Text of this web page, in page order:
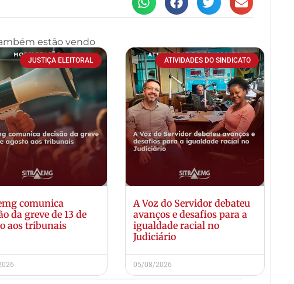
estão vendo
JUSTIÇA ELEITORAL
comunica
da greve de 13 de
aos tribunais
ATIVIDADES DO SINDICATO
A Voz do Servidor debateu
avanços e desafios para a
igualdade racial no
Judiciário
05/08/2026